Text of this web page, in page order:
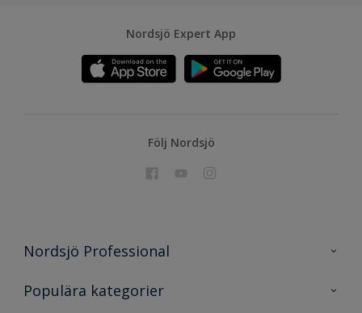
Nordsjö Expert App
Följ Nordsjö
Nordsjö Professional
Kontakta oss
Populära kategorier